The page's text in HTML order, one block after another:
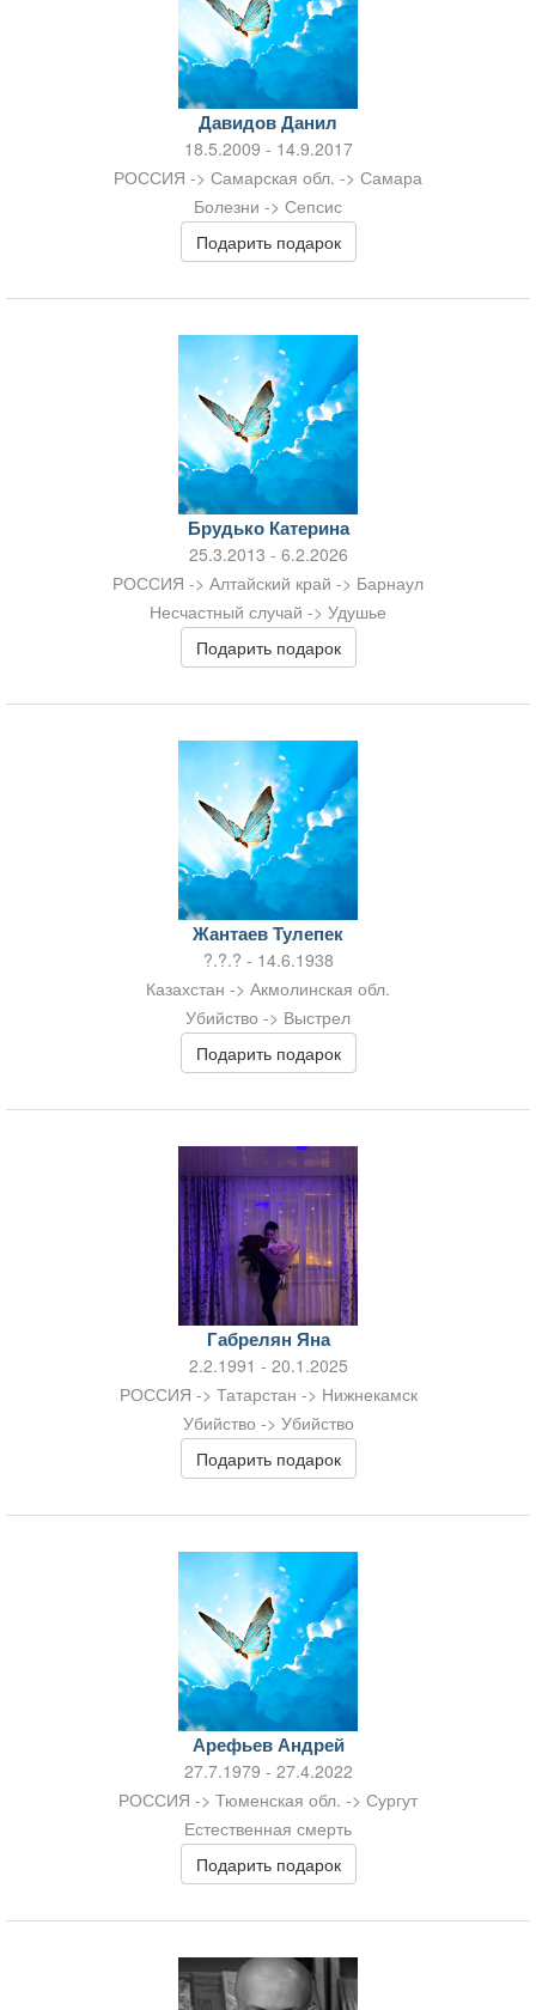
Давидов Данил
18.5.2009 - 14.9.2017
РОССИЯ -> Самарская обл. -> Самара
Болезни -> Сепсис
Подарить подарок
Брудько Катерина
25.3.2013 - 6.2.2026
РОССИЯ -> Алтайский край -> Барнаул
Несчастный случай -> Удушье
Подарить подарок
Жантаев Тулепек
?.?.? - 14.6.1938
Казахстан -> Акмолинская обл.
Убийство -> Выстрел
Подарить подарок
Габрелян Яна
2.2.1991 - 20.1.2025
РОССИЯ -> Татарстан -> Нижнекамск
Убийство -> Убийство
Подарить подарок
Арефьев Андрей
27.7.1979 - 27.4.2022
РОССИЯ -> Тюменская обл. -> Сургут
Естественная смерть
Подарить подарок